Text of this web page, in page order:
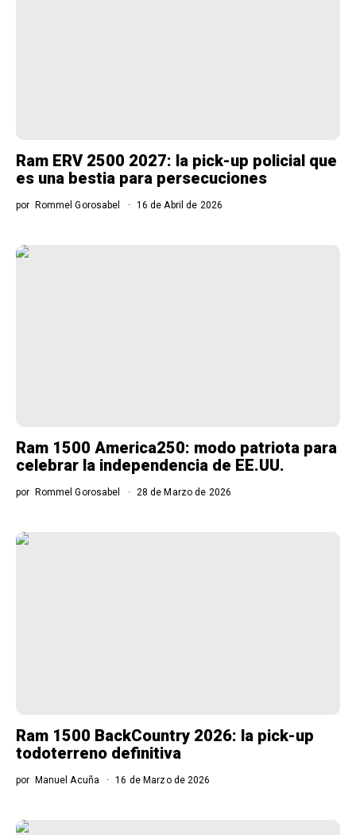
Ram ERV 2500 2027: la pick-up policial que
es una bestia para persecuciones
por Rommel Gorosabel 16 de Abril de 2026
Ram 1500 America250: modo patriota para
celebrar la independencia de EE.UU.
por Rommel Gorosabel 28 de Marzo de 2026
Ram 1500 BackCountry 2026: la pick-up
todoterreno definitiva
por Manuel Acuña 16 de Marzo de 2026